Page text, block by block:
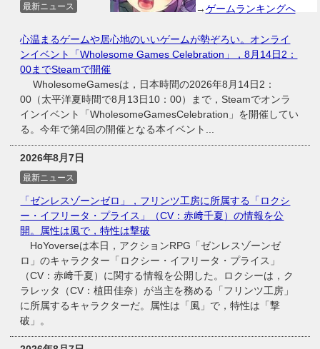
→ゲームランキングへ
最新ニュース
心温まるゲームや居心地のいいゲームが勢ぞろい。オンライ
ンイベント「Wholesome Games Celebration」，8月14日2：
00までSteamで開催
WholesomeGamesは，日本時間の2026年8月14日2：
00（太平洋夏時間で8月13日10：00）まで，Steamでオンラ
インイベント「WholesomeGamesCelebration」を開催してい
る。今年で第4回の開催となる本イベント...
2026年8月7日
最新ニュース
「ゼンレスゾーンゼロ」，フリンツ工房に所属する「ロクシ
ー・イフリータ・プライス」（CV：赤﨑千夏）の情報を公
開。属性は風で，特性は撃破
HoYoverseは本日，アクションRPG「ゼンレスゾーンゼ
ロ」のキャラクター「ロクシー・イフリータ・プライス」
（CV：赤﨑千夏）に関する情報を公開した。ロクシーは，ク
ラレッタ（CV：植田佳奈）が当主を務める「フリンツ工房」
に所属するキャラクターだ。属性は「風」で，特性は「撃
破」。